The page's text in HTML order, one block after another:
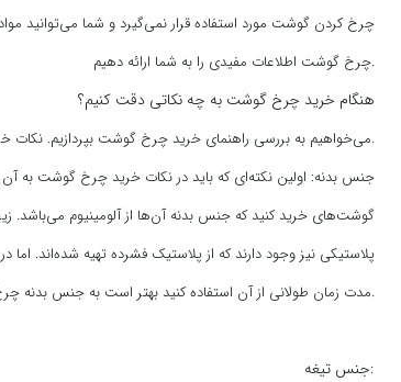
چرخ کردن گوشت مورد استفاده قرار نمی‌گیرد و شما می‌توانید
چرخ گوشت اطلاعات مفیدی را به شما ارائه دهیم.
هنگام خرید چرخ گوشت به چه نکاتی دقت کنیم؟
می‌خواهیم به بررسی راهنمای خرید چرخ گوشت بپردازیم. نکات خرید چرخ گوشت بسیار متنوع می‌باشد و شما با بررسی این نکات می‌توانید خریدی درست و آگاهانه داشته باشید.
جنس بدنه: اولین نکته‌ای که باید در نکات خرید چرخ گوشت به
گوشت‌های خرید کنید که جنس بدنه آن‌ها از آلومینیوم می‌باشد.
پلاستیکی نیز وجود دارند که از پلاستیک فشرده تهیه شده‌اند.
مدت زمان طولانی از آن استفاده کنید بهتر است به جنس بدنه چرخ گوشت بسیار دقت کنید.
جنس تیغه: